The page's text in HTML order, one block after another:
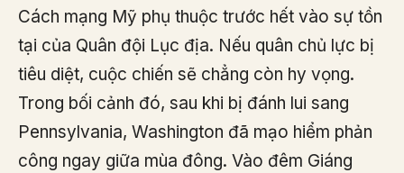
Cách mạng Mỹ phụ thuộc trước hết vào sự tồn
tại của Quân đội Lục địa. Nếu quân chủ lực bị
tiêu diệt, cuộc chiến sẽ chẳng còn hy vọng.
Trong bối cảnh đó, sau khi bị đánh lui sang
Pennsylvania, Washington đã mạo hiểm phản
công ngay giữa mùa đông. Vào đêm Giáng